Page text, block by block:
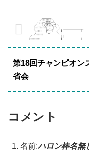
第18回チャンピオン
省会
コメント
名前:ハロン棒名無